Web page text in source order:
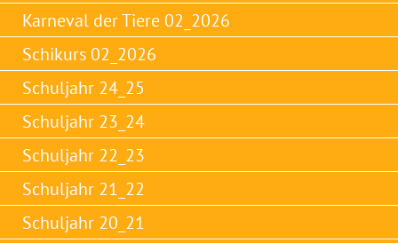
Karneval der Tiere 02_2026
Schikurs 02_2026
Schuljahr 24_25
Schuljahr 23_24
Schuljahr 22_23
Schuljahr 21_22
Schuljahr 20_21